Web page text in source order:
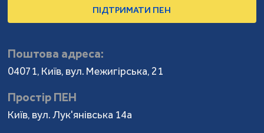
ПІДТРИМАТИ ПЕН
Поштова адреса:
04071, Київ, вул. Межигірська, 21
Простір ПЕН
Київ, вул. Лук'янівська 14а